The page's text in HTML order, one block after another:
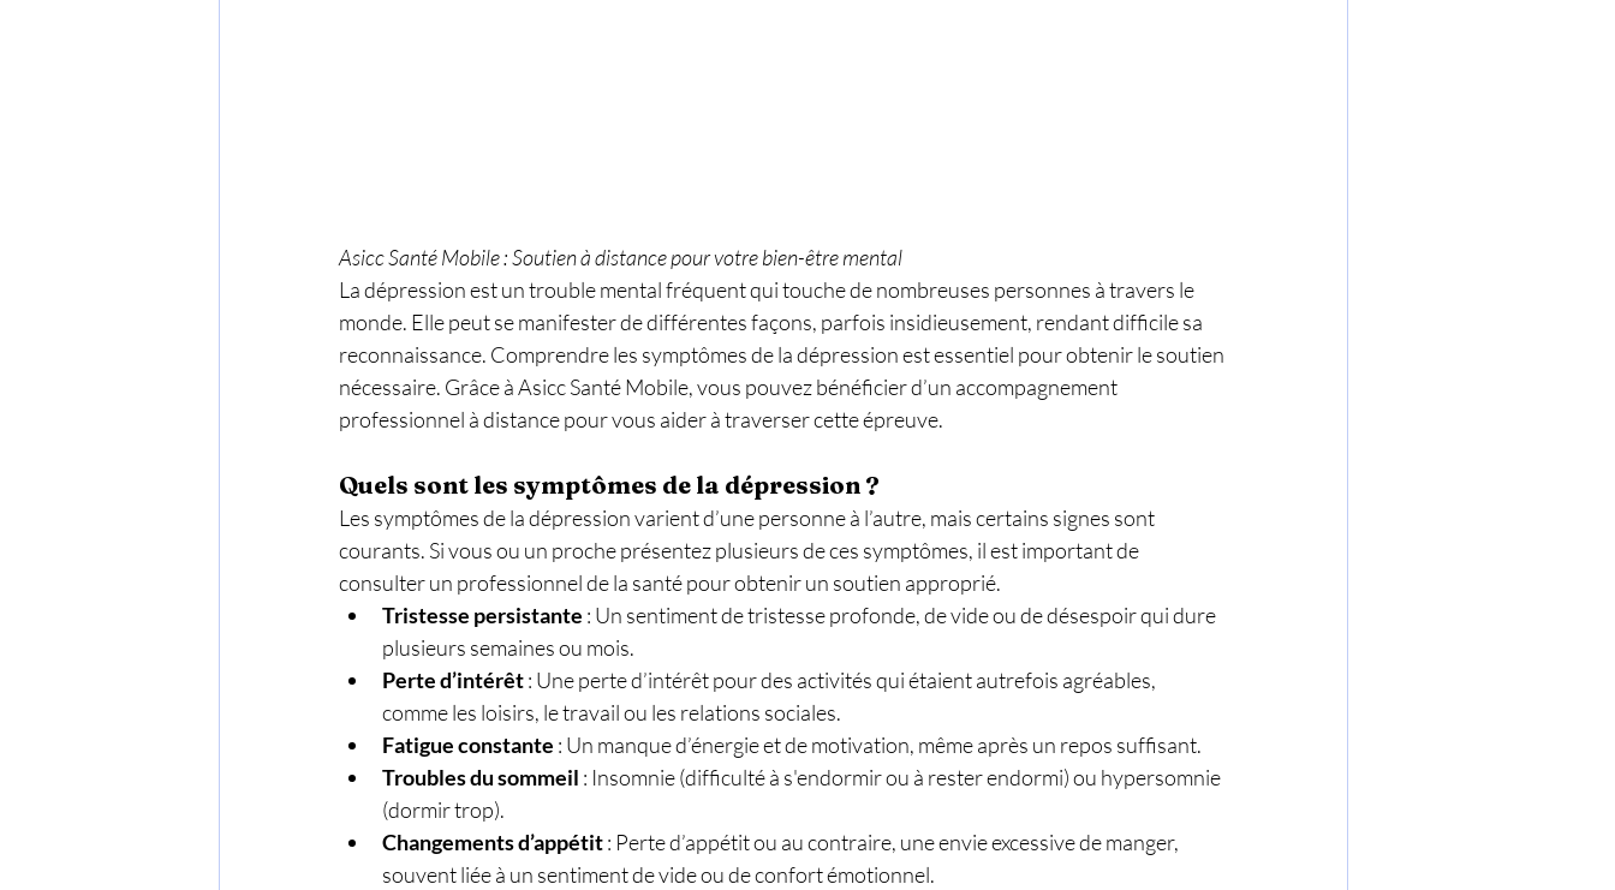
Asicc Santé Mobile : Soutien à distance pour votre bien-être mental
La dépression est un trouble mental fréquent qui touche de nombreuses personnes à travers le
monde. Elle peut se manifester de différentes façons, parfois insidieusement, rendant difficile sa
reconnaissance. Comprendre les symptômes de la dépression est essentiel pour obtenir le soutien
nécessaire. Grâce à Asicc Santé Mobile, vous pouvez bénéficier d’un accompagnement
professionnel à distance pour vous aider à traverser cette épreuve.
Quels sont les symptômes de la dépression ?
Les symptômes de la dépression varient d’une personne à l’autre, mais certains signes sont
courants. Si vous ou un proche présentez plusieurs de ces symptômes, il est important de
consulter un professionnel de la santé pour obtenir un soutien approprié.
Tristesse persistante : Un sentiment de tristesse profonde, de vide ou de désespoir qui dure
plusieurs semaines ou mois.
Perte d’intérêt : Une perte d’intérêt pour des activités qui étaient autrefois agréables,
comme les loisirs, le travail ou les relations sociales.
Fatigue constante : Un manque d’énergie et de motivation, même après un repos suffisant.
Troubles du sommeil : Insomnie (difficulté à s'endormir ou à rester endormi) ou hypersomnie
(dormir trop).
Changements d’appétit : Perte d’appétit ou au contraire, une envie excessive de manger,
souvent liée à un sentiment de vide ou de confort émotionnel.